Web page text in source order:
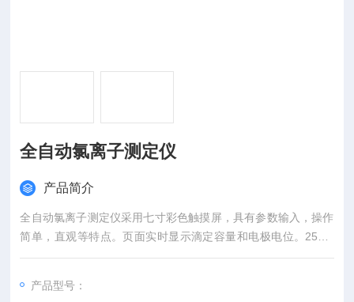
全自动氯离子测定仪
产品简介
全自动氯离子测定仪采用七寸彩色触摸屏，具有参数输入，操作
简单，直观等特点。页面实时显示滴定容量和电极电位。25m1
大容量进样器，0.1ML的滴定头，保证滴定准确。设备进样采用
产品型号：